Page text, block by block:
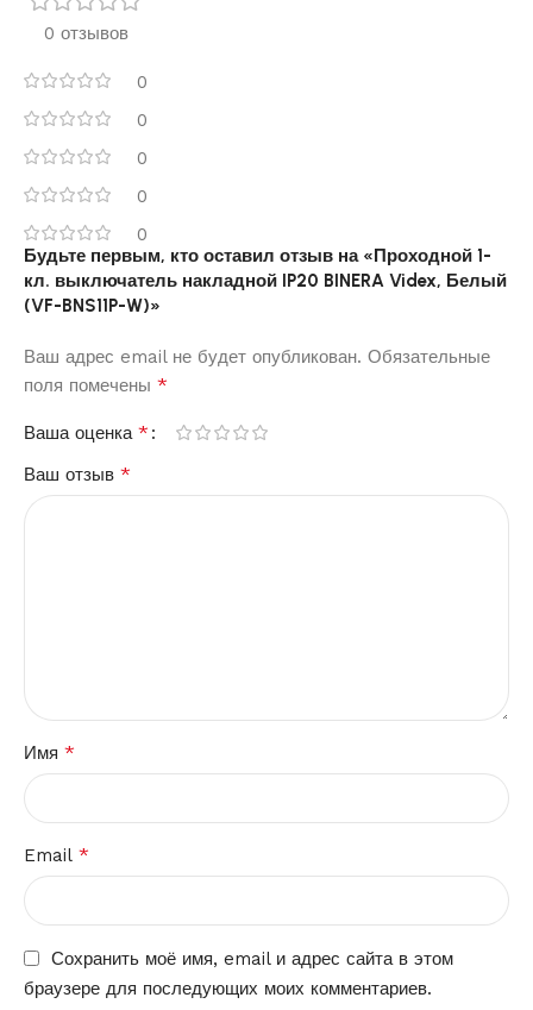
0 отзывов
0
0
0
0
0
Будьте первым, кто оставил отзыв на «Проходной 1-
кл. выключатель накладной IP20 BINERA Videx, Белый
(VF-BNS11P-W)»
Ваш адрес email не будет опубликован. Обязательные
поля помечены *
Ваша оценка *
Ваш отзыв *
Имя *
Email *
Сохранить моё имя, email и адрес сайта в этом
браузере для последующих моих комментариев.